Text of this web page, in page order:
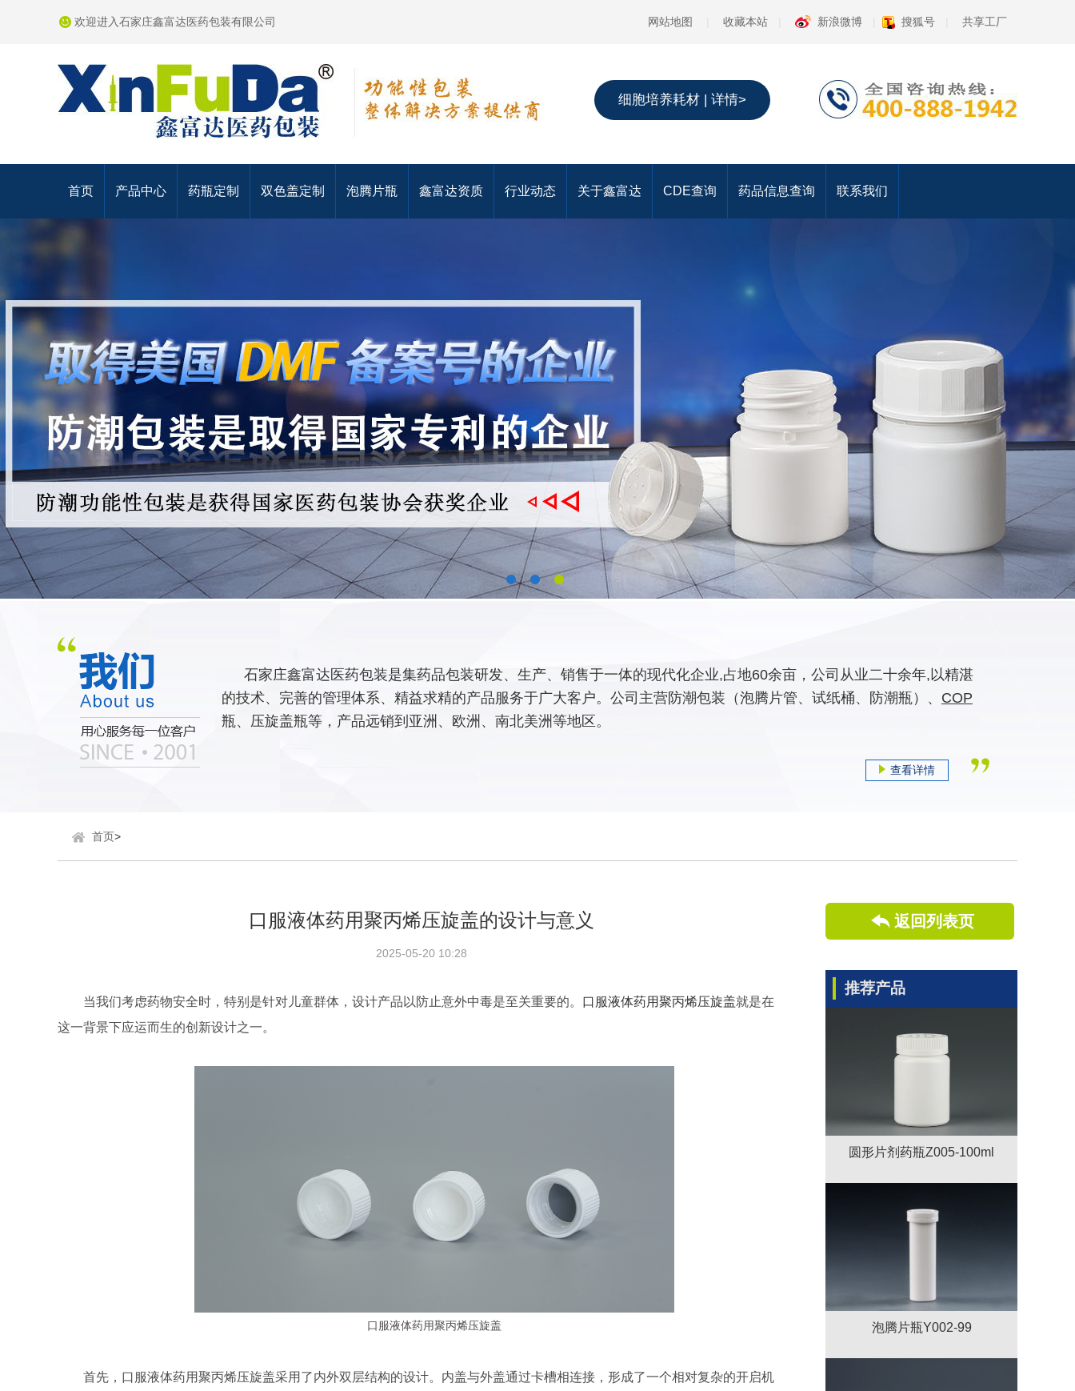
欢迎进入石家庄鑫富达医药包装有限公司 网站地图 收藏本站 新浪微博 搜狐号 共享工厂
细胞培养耗材 | 详情>
首页 产品中心 药瓶定制 双色盖定制 泡腾片瓶 鑫富达资质 行业动态 关于鑫富达 CDE查询 药品信息查询 联系我们
石家庄鑫富达医药包装是集药品包装研发、生产、销售于一体的现代化企业,占地60余亩，公司从业二十余年,以精湛
的技术、完善的管理体系、精益求精的产品服务于广大客户。公司主营防潮包装（泡腾片管、试纸桶、防潮瓶）、 COP
瓶、压旋盖瓶等，产品远销到亚洲、欧洲、南北美洲等地区。
查看详情
首页>
返回列表页
推荐产品
圆形片剂药瓶Z005-100ml
泡腾片瓶Y002-99
口服液体药用聚丙烯压旋盖的设计与意义
2025-05-20 10:28
当我们考虑药物安全时，特别是针对儿童群体，设计产品以防止意外中毒是至关重要的。 口服液体药用聚丙烯压旋盖就是在
这一背景下应运而生的创新设计之一。
口服液体药用聚丙烯压旋盖
首先，口服液体药用聚丙烯压旋盖采用了内外双层结构的设计。内盖与外盖通过卡槽相连接，形成了一个相对复杂的开启机